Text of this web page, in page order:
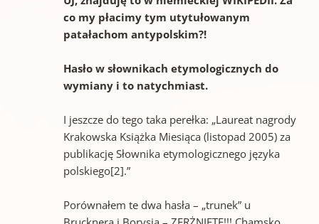
co my płacimy tym utytułowanym
patałachom antypolskim?!
Hasło w słownikach etymologicznych do
wymiany i to natychmiast.
I jeszcze do tego taka perełka: „Laureat nagrody
Krakowska Książka Miesiąca (listopad 2005) za
publikację Słownika etymologicznego języka
polskiego[2].”
Porównałem te dwa hasła – „trunek” u